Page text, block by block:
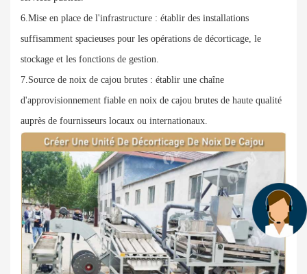
6.Mise en place de l'infrastructure : établir des installations
suffisamment spacieuses pour les opérations de décorticage, le
stockage et les fonctions de gestion.
7.Source de noix de cajou brutes : établir une chaîne
d'approvisionnement fiable en noix de cajou brutes de haute qualité
auprès de fournisseurs locaux ou internationaux.